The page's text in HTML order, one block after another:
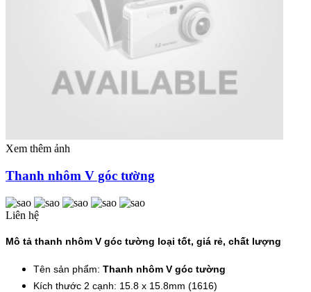
Xem thêm ảnh
Thanh nhôm V góc tường
Liên hệ
Mô tả thanh nhôm V góc tường loại tốt, giá rẻ, chất lượng
Tên sản phẩm: Thanh nhôm V góc tường
Kích thước 2 cạnh: 15.8 x 15.8mm (1616)